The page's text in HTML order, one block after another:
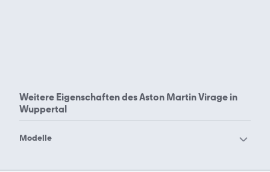
Weitere Eigenschaften desAston Martin Virage in
Wuppertal
Modelle